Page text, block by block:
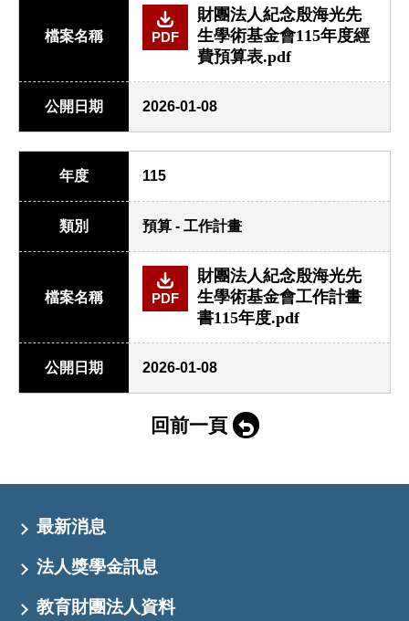
檔案名稱 PDF
財團法人紀念殷海光先
生學術基金會115年度經
費預算表.pdf
公開日期 2026-01-08
年度 115
類別 預算 - 工作計畫
檔案名稱 PDF
財團法人紀念殷海光先
生學術基金會工作計畫
書115年度.pdf
公開日期 2026-01-08
回前一頁
最新消息
法人獎學金訊息
教育財團法人資料